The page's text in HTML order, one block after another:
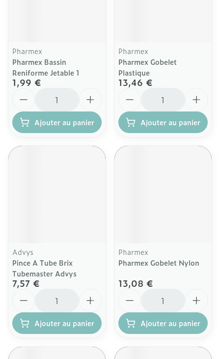
Pharmex
Pharmex Bassin
Reniforme Jetable 1
1,99 €
Ajouter au panier
Pharmex
Pharmex Gobelet
Plastique
13,46 €
Ajouter au panier
Advys
Pince A Tube Brix
Tubemaster Advys
7,57 €
Ajouter au panier
Pharmex
Pharmex Gobelet Nylon
13,08 €
Ajouter au panier